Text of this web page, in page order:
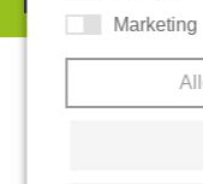
Marketing